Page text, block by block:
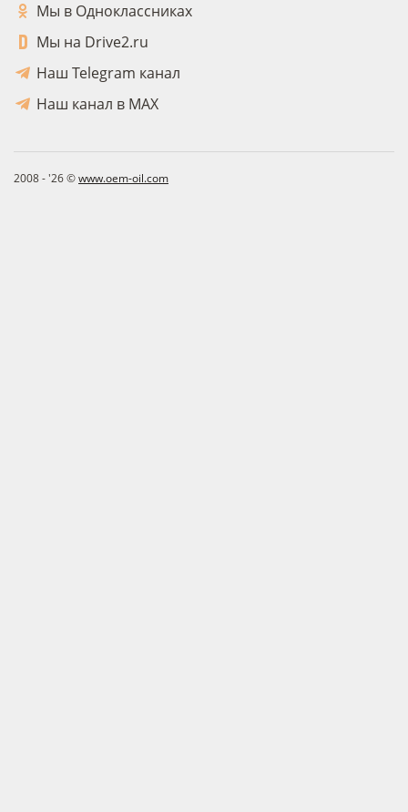
Мы в Одноклассниках
Мы на Drive2.ru
Наш Telegram канал
Наш канал в MAX
2008 - '26 ©www.oem-oil.com